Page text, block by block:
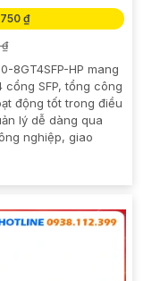
₫
8GT4SFP-HP mang
SFP, tổng công
động tốt trong điều
lý dễ dàng qua
nghiệp, giao